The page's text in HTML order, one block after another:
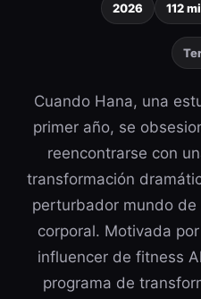
2026 112
Cuando Hana, una
primer año, se
reencontrarse con
transformación
perturbador mundo de
corporal. Motivada
influencer de fitness
programa de